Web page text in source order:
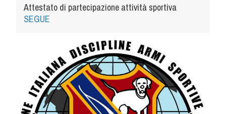
Attestato di partecipazione attività sportiva
SEGUE
Cinofilia Venatoria
Sleddog